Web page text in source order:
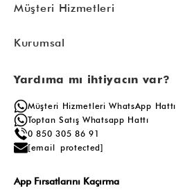
Müşteri Hizmetleri
Kurumsal
Yardıma mı ihtiyacın var?
Müşteri Hizmetleri WhatsApp Hattı
Toptan Satış Whatsapp Hattı
0 850 305 86 91
[email protected]
App Fırsatlarını Kaçırma